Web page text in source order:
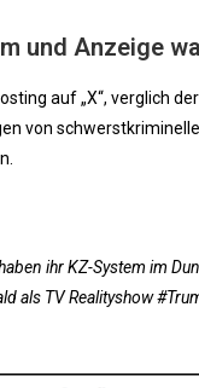
und Anzeige
auf „X“, verglich
von
ihr KZ-System im
als TV Realityshow